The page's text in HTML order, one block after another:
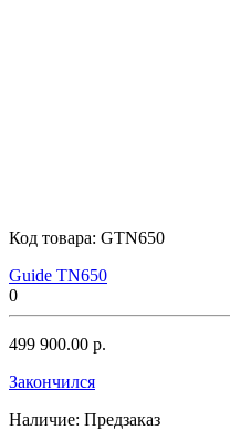
Код товара: GTN650
Guide TN650
0
499 900.00 р.
Закончился
Наличие: Предзаказ